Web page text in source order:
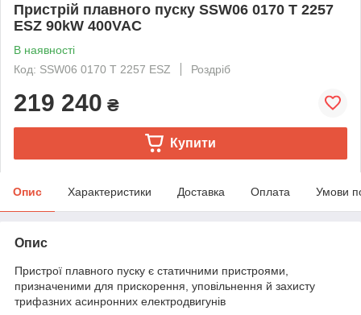
Пристрій плавного пуску SSW06 0170 T 2257
ESZ 90kW 400VAC
В наявності
Код: SSW06 0170 T 2257 ESZ
Роздріб
219 240 ₴
Купити
Опис Характеристики Доставка Оплата Умови
Опис
Пристрої плавного пуску є статичними пристроями,
призначеними для прискорення, уповільнення й захисту
трифазних асинронних електродвигунів